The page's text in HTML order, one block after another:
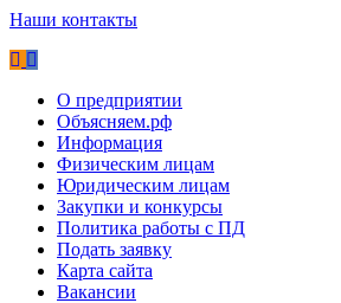
Наши контакты
О предприятии
Объясняем.рф
Информация
Физическим лицам
Юридическим лицам
Закупки и конкурсы
Политика работы с ПД
Подать заявку
Карта сайта
Вакансии